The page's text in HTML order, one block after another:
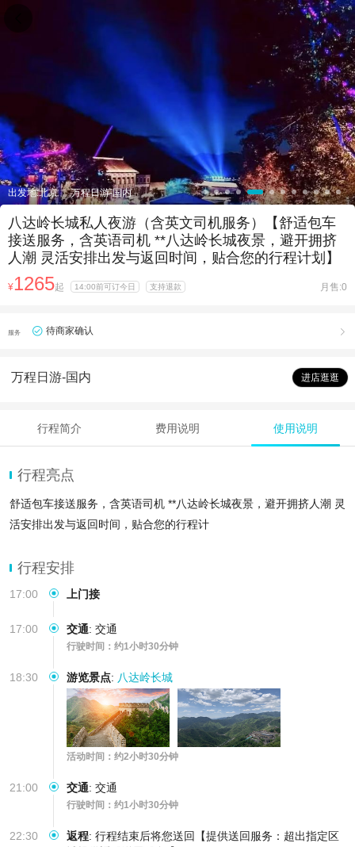
出发地:北京 万程日游-国内
八达岭长城私人夜游（含英文司机服务）【舒适包车
接送服务，含英语司机 **八达岭长城夜景，避开拥挤
人潮 灵活安排出发与返回时间，贴合您的行程计划】
¥1265起 14:00前可订今日 支持退款 月售:0
服务 待商家确认 
万程日游-国内 进店逛逛
行程简介 费用说明 使用说明
行程亮点
舒适包车接送服务，含英语司机 **八达岭长城夜景，避开拥挤人潮 灵
活安排出发与返回时间，贴合您的行程计
行程安排
17:00 上门接
17:00 交通: 交通
行驶时间：约1小时30分钟
18:30 游览景点: 八达岭长城
活动时间：约2小时30分钟
21:00 交通: 交通
行驶时间：约1小时30分钟
22:30 返程: 行程结束后将您送回【提供送回服务：超出指定区